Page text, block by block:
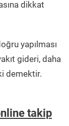
dikkat
yapılması
gideri, daha
demektir.
takip